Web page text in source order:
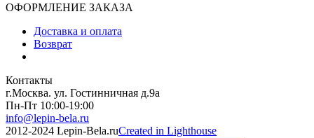
ОФОРМЛЕНИЕ ЗАКАЗА
Доставка и оплата
Возврат
Контакты
г.Москва. ул. Гостинничная д.9а
Пн-Пт 10:00-19:00
info@lepin-bela.ru
2012-2024 Lepin-Bela.ruCreated in Lighthouse